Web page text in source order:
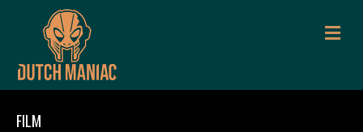
M
E
FILM